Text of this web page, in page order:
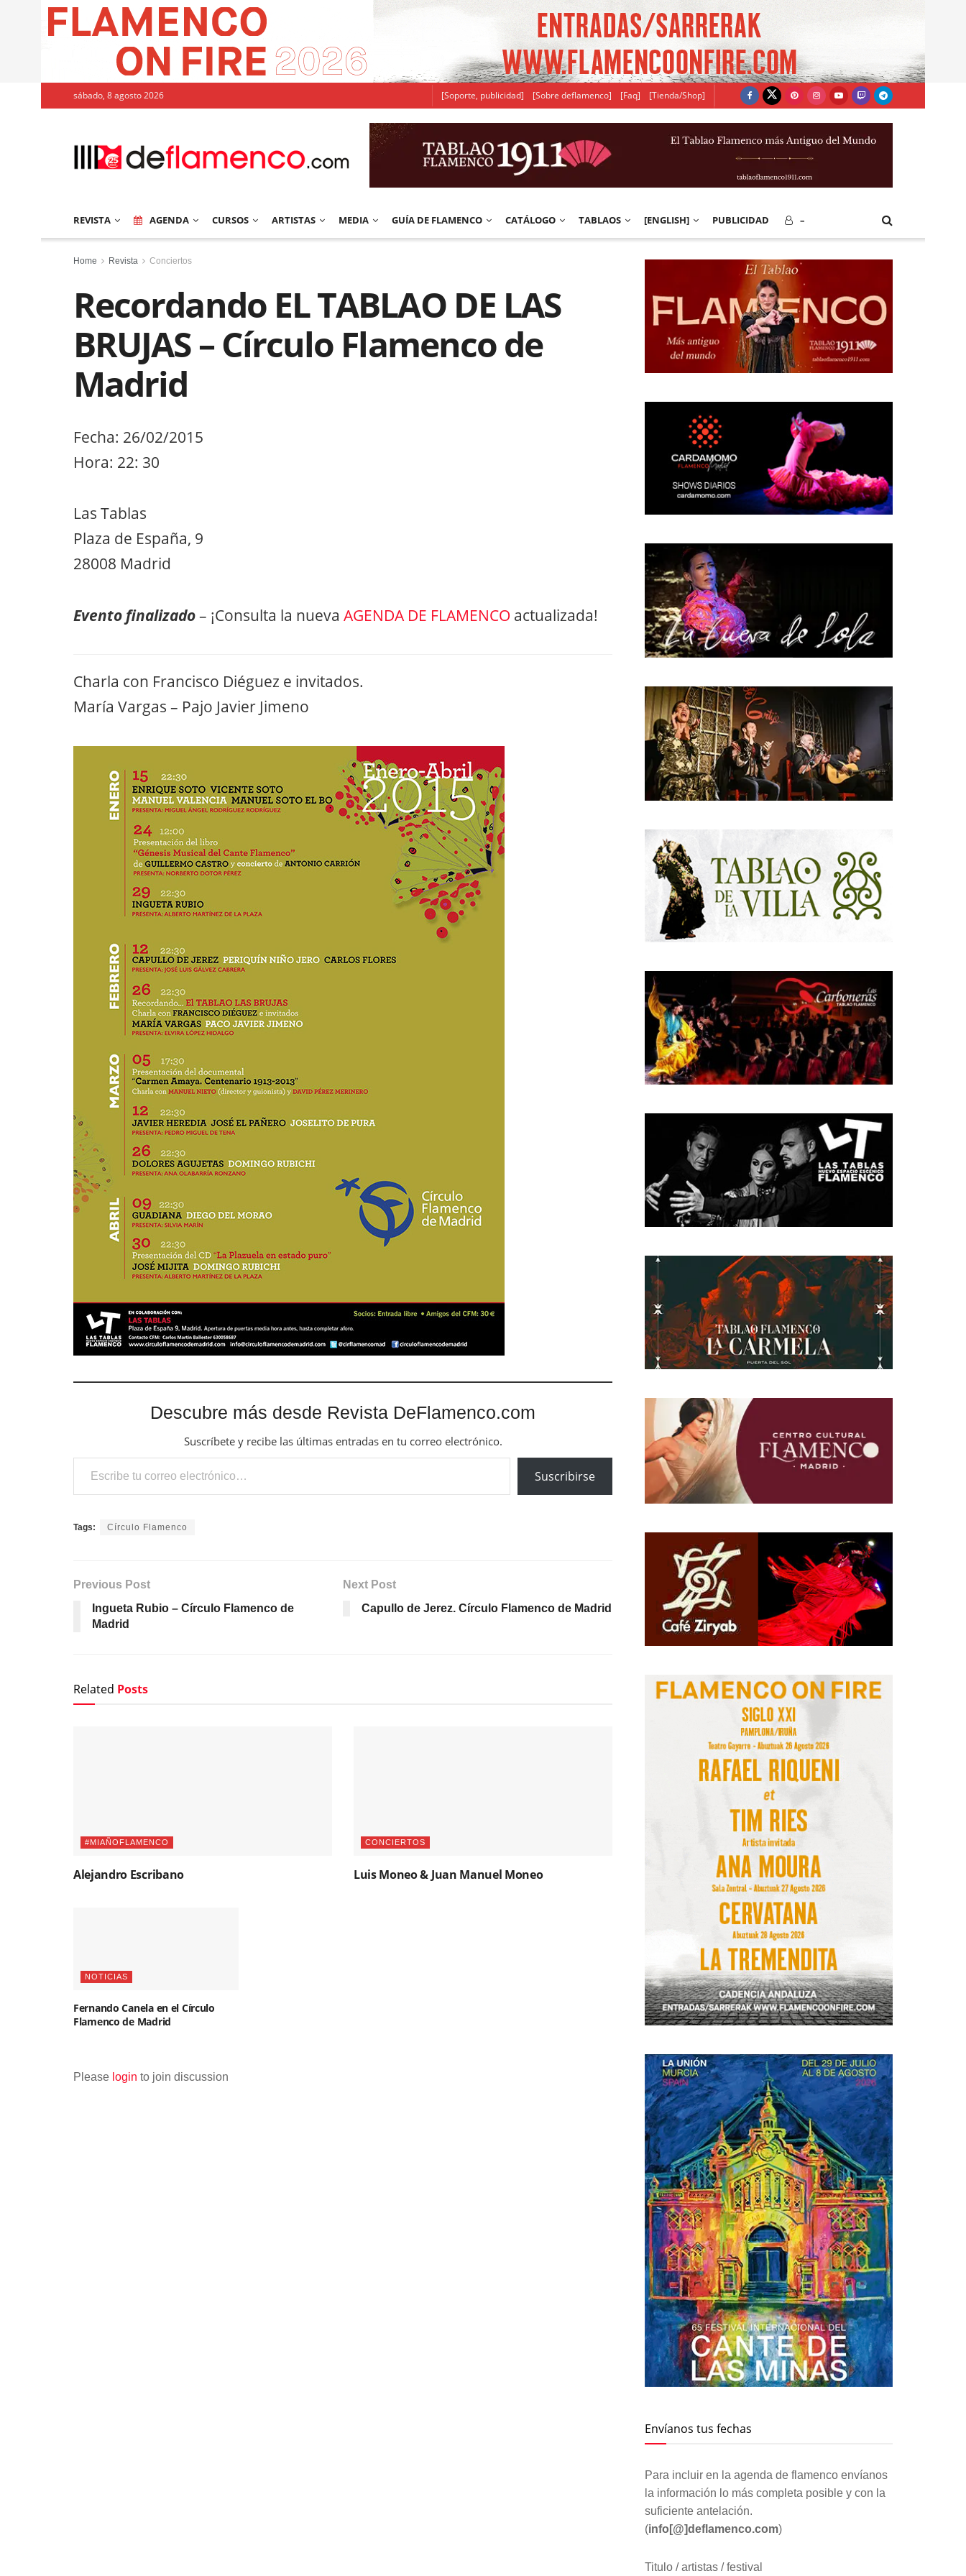
sábado, 8 agosto 2026 [Soporte, publicidad] [Sobre deflamenco] [Faq] [Tienda/Shop]
REVISTA AGENDA CURSOS ARTISTAS MEDIA GUÍA DE FLAMENCO CATÁLOGO TABLAOS [ENGLISH] PUBLICIDAD –
Home Revista Conciertos
Recordando EL TABLAO DE LAS
BRUJAS – Círculo Flamenco de
Madrid
Fecha: 26/02/2015
Hora: 22: 30
Las Tablas
Plaza de España, 9
28008 Madrid
Evento finalizado– ¡Consulta la nueva AGENDA DE FLAMENCO actualizada!
Charla con Francisco Diéguez e invitados.
María Vargas – Pajo Javier Jimeno
Descubre más desde Revista DeFlamenco.com
Suscríbete y recibe las últimas entradas en tu correo electrónico.
Escribe tu correo electrónico…
Suscribirse
Tags: Círculo Flamenco
Previous Post
Ingueta Rubio – Círculo Flamenco de
Madrid
Next Post
Capullo de Jerez. Círculo Flamenco de Madrid
Related Posts
#MIAÑOFLAMENCO
Alejandro Escribano
CONCIERTOS
Luis Moneo & Juan Manuel Moneo
NOTICIAS
Fernando Canela en el Círculo
Flamenco de Madrid
Please login to join discussion
Envíanos tus fechas
Para incluir en la agenda de flamenco envíanos
la información lo más completa posible y con la
suficiente antelación.
(info[@]deflamenco.com)
Titulo / artistas / festival